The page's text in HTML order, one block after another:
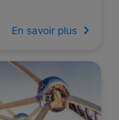
En savoir plus